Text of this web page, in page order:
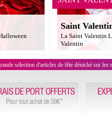
Saint
La Saint Valentin
Valentin
sélection d'articles de fête déniché sur